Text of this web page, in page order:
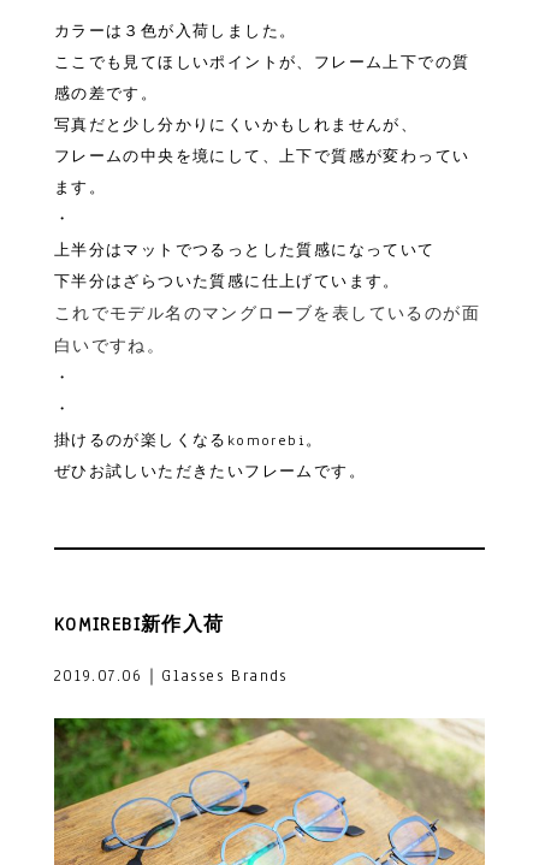
カラーは３色が入荷しました。
ここでも見てほしいポイントが、フレーム上下での質
感の差です。
写真だと少し分かりにくいかもしれませんが、
フレームの中央を境にして、上下で質感が変わってい
ます。
・
上半分はマットでつるっとした質感になっていて
下半分はざらついた質感に仕上げています。
これでモデル名のマングローブを表しているのが面
白いですね。
・
・
掛けるのが楽しくなるkomorebi。
ぜひお試しいただきたいフレームです。
KOMIREBI新作入荷
2019.07.06｜Glasses Brands